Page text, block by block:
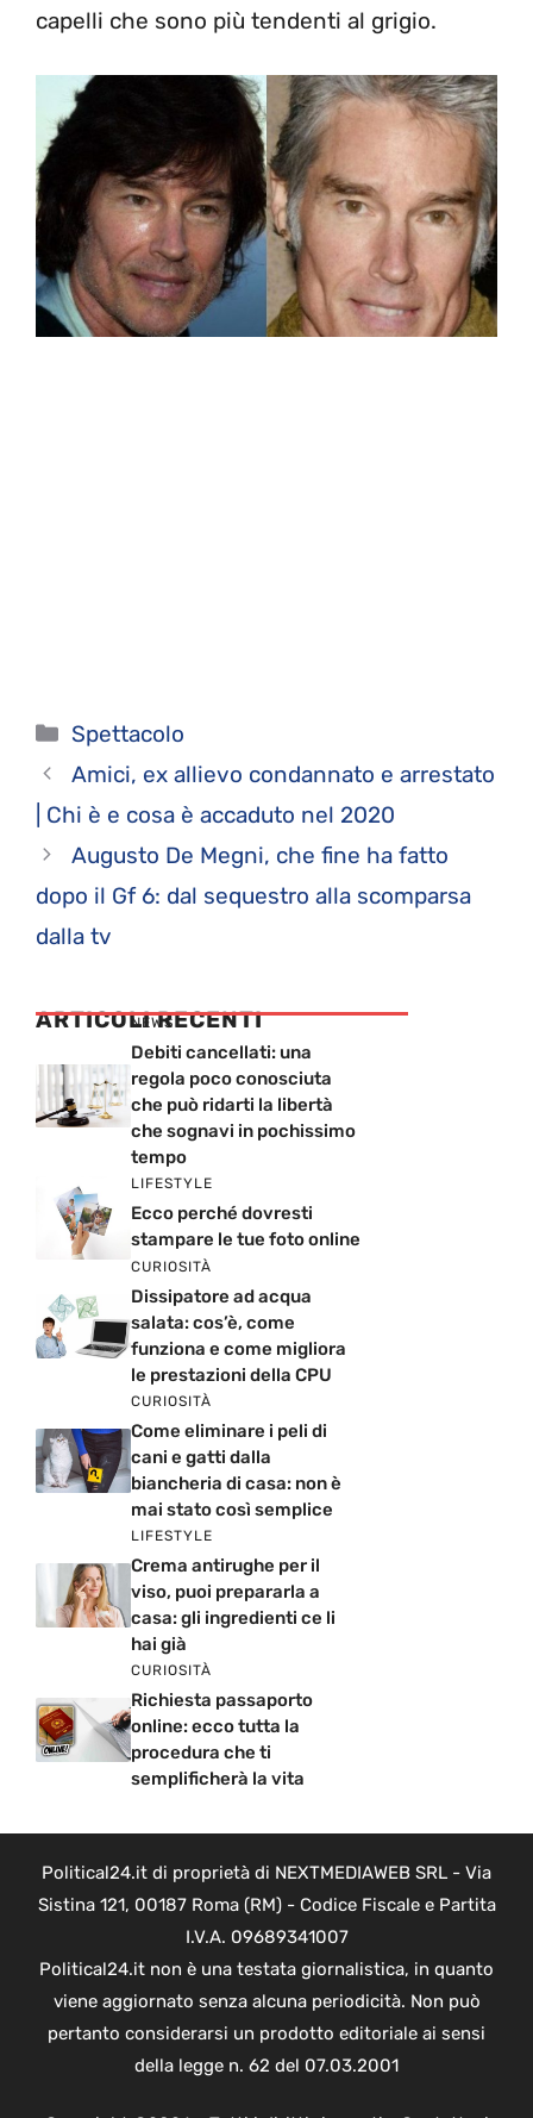
capelli che sono più tendenti al grigio.
Categorie
Spettacolo
Amici, ex allievo condannato e arrestato
| Chi è e cosa è accaduto nel 2020
Augusto De Megni, che fine ha fatto
dopo il Gf 6: dal sequestro alla scomparsa
dalla tv
ARTICOLI RECENTI
NEWS
Debiti cancellati: una
regola poco conosciuta
che può ridarti la libertà
che sognavi in pochissimo
tempo
LIFESTYLE
Ecco perché dovresti
stampare le tue foto online
CURIOSITÀ
Dissipatore ad acqua
salata: cos’è, come
funziona e come migliora
le prestazioni della CPU
CURIOSITÀ
Come eliminare i peli di
cani e gatti dalla
biancheria di casa: non è
mai stato così semplice
LIFESTYLE
Crema antirughe per il
viso, puoi prepararla a
casa: gli ingredienti ce li
hai già
CURIOSITÀ
Richiesta passaporto
online: ecco tutta la
procedura che ti
semplificherà la vita
Political24.it di proprietà di NEXTMEDIAWEB SRL - Via
Sistina 121, 00187 Roma (RM) - Codice Fiscale e Partita
I.V.A. 09689341007
Political24.it non è una testata giornalistica, in quanto
viene aggiornato senza alcuna periodicità. Non può
pertanto considerarsi un prodotto editoriale ai sensi
della legge n. 62 del 07.03.2001